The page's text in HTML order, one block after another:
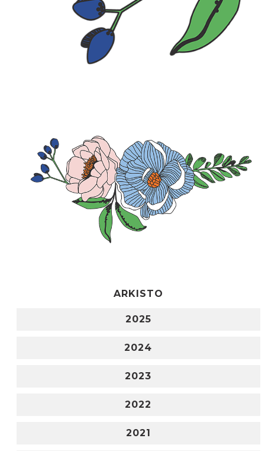
ARKISTO
2025
2024
2023
2022
2021